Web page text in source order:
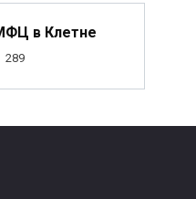
в Клетне
289